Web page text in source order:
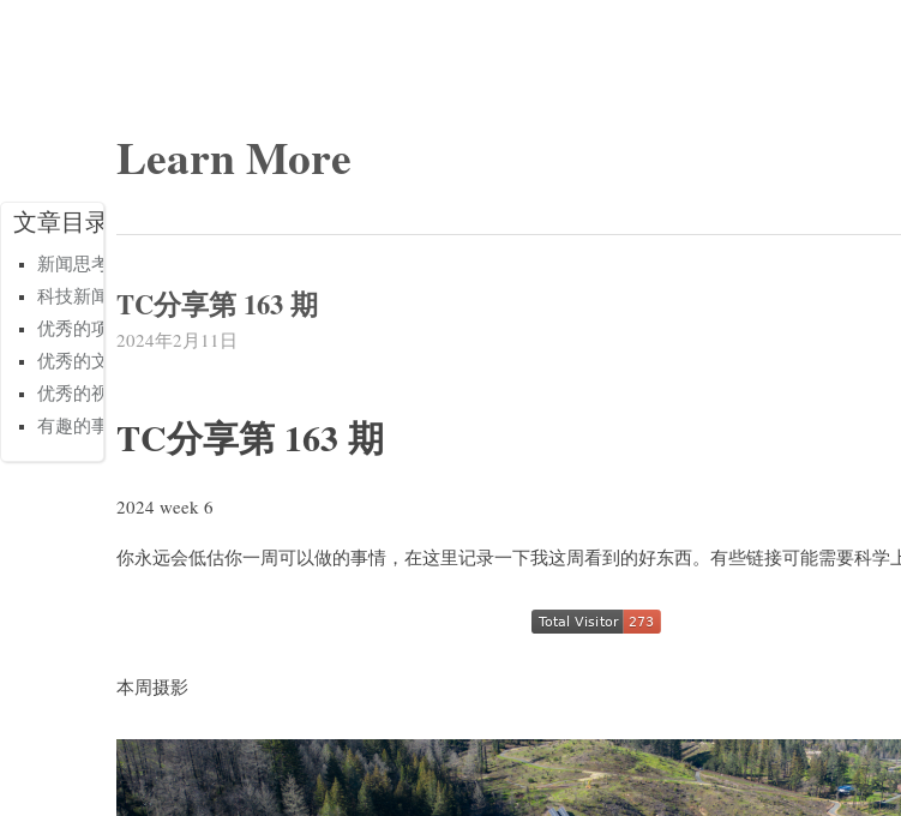
Learn More
文章目录
新闻思考
科技新闻
优秀的项目
优秀的文章
优秀的视频
有趣的事情
TC分享第 163 期
2024年2月11日
TC分享第 163 期
2024 week 6
你永远会低估你一周可以做的事情，在这里记录一下我这周看到的好东西。有些链接可能需要科学
本周摄影